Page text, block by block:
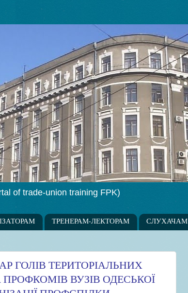
trade-union training FPK)
ТРЕНЕРАМ-ЛЕКТОРАМ СЛУХАЧАМ
ГОЛІВ ТЕРИТОРІАЛЬНИХ
ПРОФКОМІВ ВУЗІВ ОДЕСЬКОЇ